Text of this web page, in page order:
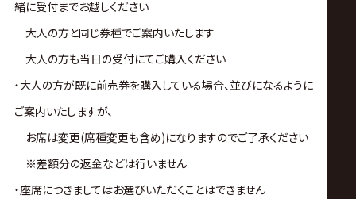
緒に受付までお越しください
大人の方と同じ券種でご案内いたします
大人の方も当日の受付にてご購入ください
・大人の方が既に前売券を購入している場合、並びになるように
ご案内いたしますが、
お席は変更(席種変更も含め)になりますのでご了承ください
※差額分の返金などは行いません
・座席につきましてはお選びいただくことはできません